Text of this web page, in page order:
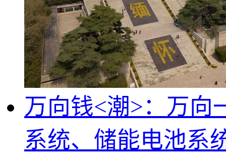
万向钱<潮>：万向
系统、储能电池系